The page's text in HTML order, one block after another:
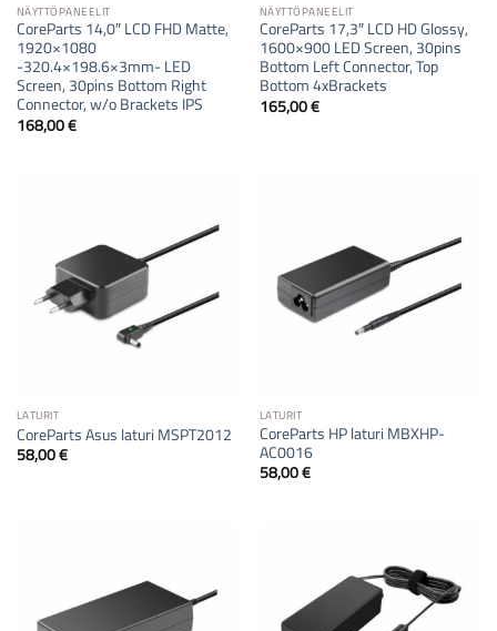
NÄYTTÖPANEELIT
CoreParts 14,0″ LCD FHD Matte,
1920×1080
-320.4×198.6×3mm- LED
Screen, 30pins Bottom Right
Connector, w/o Brackets IPS
168,00€
NÄYTTÖPANEELIT
CoreParts 17,3″ LCD HD Glossy,
1600×900 LED Screen, 30pins
Bottom Left Connector, Top
Bottom 4xBrackets
165,00€
LATURIT
CoreParts Asus laturi MSPT2012
58,00€
LATURIT
CoreParts HP laturi MBXHP-
AC0016
58,00€